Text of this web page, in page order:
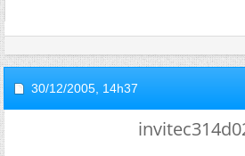
30/12/2005, 14h37